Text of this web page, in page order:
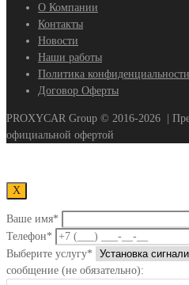
О Компании
Контакты
Новости
Наши работы
Политика конфиденциальности
Договор Оферты
PROXYCAR Group © 2016-2026
|
официальной офертой
Х
Ваше имя*
Телефон*
Выберите услугу*
сообщение (не обязательно):